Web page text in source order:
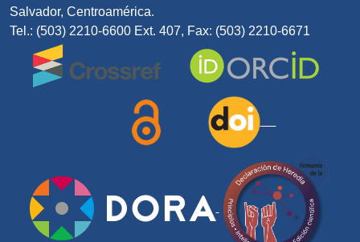
Salvador, Centroamérica.
Tel.: (503) 2210-6600 Ext. 407, Fax: (503) 2210-6671